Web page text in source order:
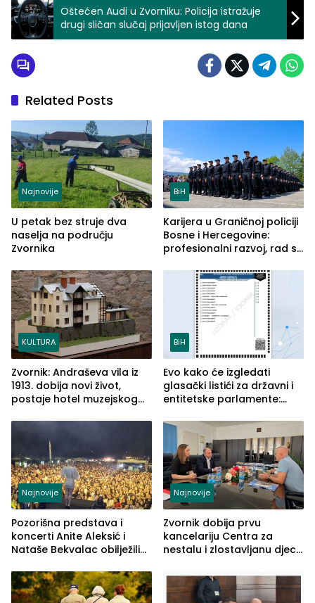
Oštećen Audi u Zvorniku: Policija istražuje
drugi sličan slučaj prijavljen istog dana
Related Posts
Najnovije
U petak bez struje dva
naselja na području
Zvornika
BiH
Karijera u Graničnoj policiji
Bosne i Hercegovine:
profesionalni razvoj, rad sa
služba građanima
KULTURA
Zvornik: Andraševa vila iz
1913. dobija novi život,
postaje hotel muzejskog
BiH
Evo kako će izgledati
glasački listići za državni i
entitetske parlamente:
vidljive na njima
Najnovije
Pozorišna predstava i
koncerti Anite Aleksić i
Nataše Bekvalac obilježili
ljeta (FOTO)
Najnovije
Zvornik dobija prvu
kancelariju Centra za
nestalu i zlostavljanu djecu